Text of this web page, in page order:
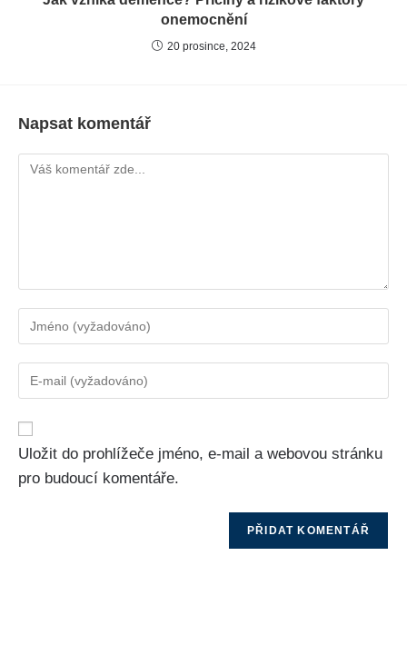
onemocnění
20 prosince, 2024
Napsat komentář
Uložit do prohlížeče jméno, e-mail a webovou stránku
pro budoucí komentáře.